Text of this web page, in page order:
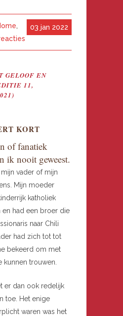
03 jan 2022
,
GELOOF EN
11,
KORT
of fanatiek
ik nooit geweest.
vader of mijn
Mijn moeder
katholiek
en had een broer die
naar Chili
had zich tot tot
bekeerd om met
kunnen trouwen.
er dan ook redelijk
toe. Het enige
waren was het